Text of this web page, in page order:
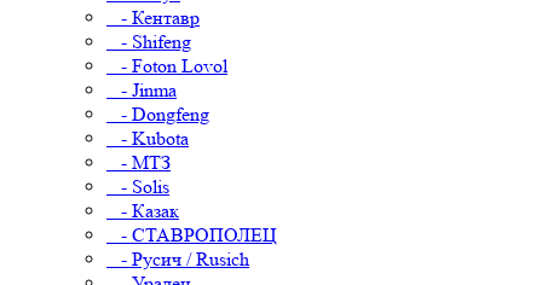
- Кентавр
- Shifeng
- Foton Lovol
- Jinma
- Dongfeng
- Kubota
- МТЗ
- Solis
- Казак
- СТАВРОПОЛЕЦ
- Русич / Rusich